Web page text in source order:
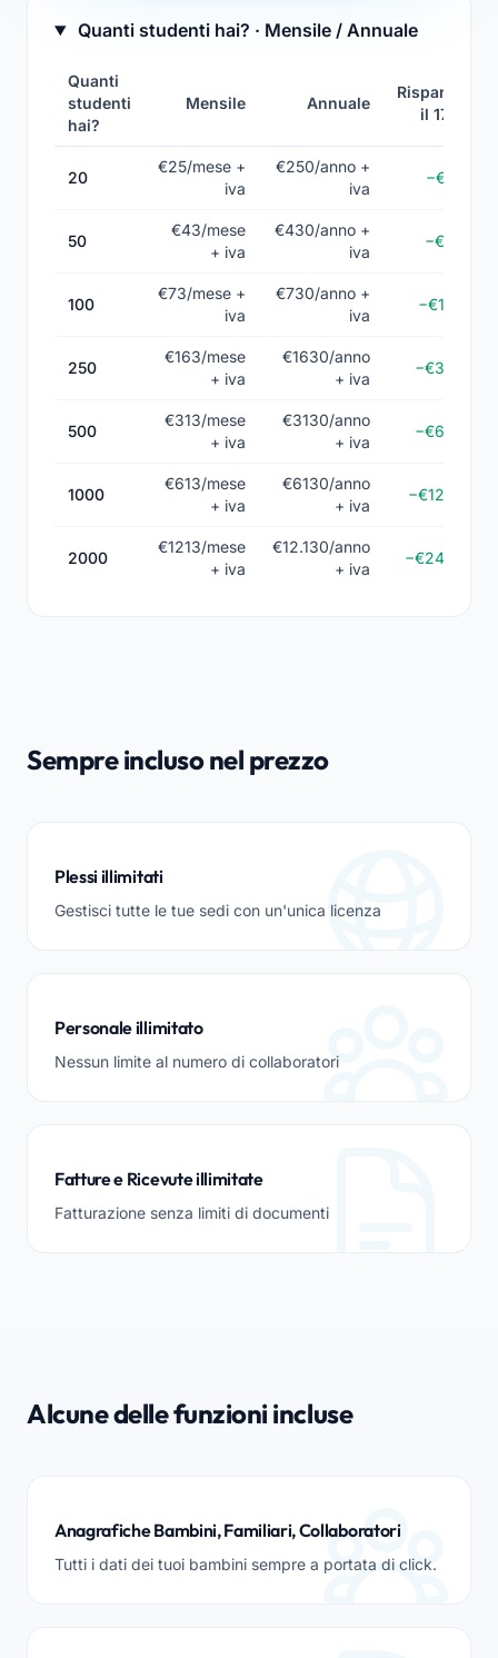
Quanti studenti hai? · Mensile / Annuale
Quanti
studenti
hai?
Mensile Annuale
Risparmi
il 17%
20
€25/mese +
iva
€250/anno +
iva
−€50
50
€43/mese
+ iva
€430/anno +
iva
−€86
100
€73/mese +
iva
€730/anno +
iva
−€146
250
€163/mese
+ iva
€1630/anno
+ iva
−€326
500
€313/mese
+ iva
€3130/anno
+ iva
−€626
1000
€613/mese
+ iva
€6130/anno
+ iva
−€1226
2000
€1213/mese
+ iva
€12.130/anno
+ iva
−€2426
Sempre incluso nel prezzo
Plessi illimitati
Gestisci tutte le tue sedi con un'unica licenza
Personale illimitato
Nessun limite al numero di collaboratori
Fatture e Ricevute illimitate
Fatturazione senza limiti di documenti
Alcune delle funzioni incluse
Anagrafiche Bambini, Familiari, Collaboratori
Tutti i dati dei tuoi bambini sempre a portata di click.